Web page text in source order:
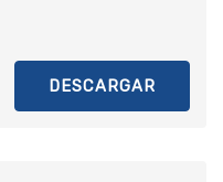
DESCARGAR